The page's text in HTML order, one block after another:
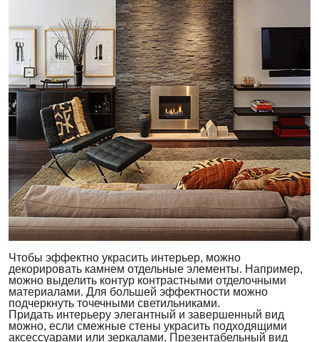
Чтобы эффектно украсить интерьер, можно
декорировать камнем отдельные элементы. Например,
можно выделить контур контрастными отделочными
материалами. Для большей эффектности можно
подчеркнуть точечными светильниками.
Придать интерьеру элегантный и завершенный вид
можно, если смежные стены украсить подходящими
аксессуарами или зеркалами. Презентабельный вид